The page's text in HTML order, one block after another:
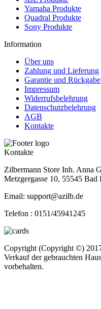
Yamaha Produkte
Quadral Produkte
Sony Produkte
Information
Über uns
Zahlung und Lieferung
Garantie und Rückgabe
Impressum
Widerrufsbelehrung
Datenschutzbelehrung
AGB
Kontakte
Kontakte
Zilbermann Store Inh. Anna
Metzgergasse 10, 55545
Email: support@azilb.de
Telefon : 0151/45941245
Copyright (Copyright ©)
Verkauf der gebrauchten
vorbehalten.